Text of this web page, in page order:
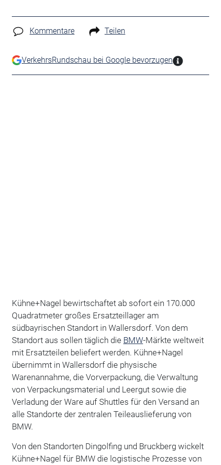
Kommentare Teilen
VerkehrsRundschau bei Google bevorzugen
Kühne+Nagel bewirtschaftet ab sofort ein 170.000
Quadratmetergroßes Ersatzteillager am
südbayrischen Standort in Wallersdorf. Von dem
Standort aus sollen täglich die BMW-Märkte weltweit
mit Ersatzteilen beliefert werden. Kühne+Nagel
übernimmt in Wallersdorf die physische
Warenannahme, die Vorverpackung, die Verwaltung
von Verpackungsmaterial und Leergut sowie die
Verladung der Ware auf Shuttles für den Versand an
alle Standorte der zentralen Teileauslieferung von
BMW.
Von den Standorten Dingolfing und Bruckberg wickelt
Kühne+Nagel für BMW die logistische Prozesse von